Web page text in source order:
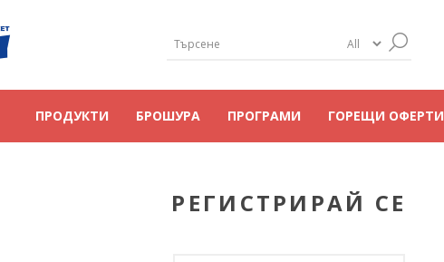
ПРОДУКТИ БРОШУРА ПРОГРАМИ ГОРЕЩИ ОФЕРТИ
РЕГИСТРИРАЙ СЕ